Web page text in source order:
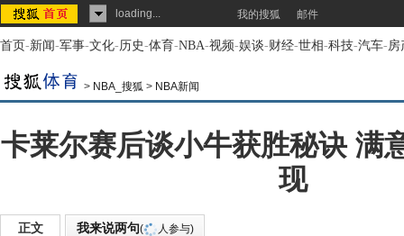
loading... 我的搜狐 邮件
首页-新闻-军事-文化-历史-体育-NBA-视频-娱谈-财经-世相-科技-汽车-房
> NBA_搜狐 > NBA新闻
卡莱尔赛后谈小牛获胜秘诀 满
现
正文 我来说两句( 人参与)